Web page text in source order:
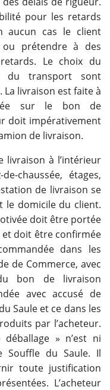
pour les retards
aucun cas le client
prétendre à des
Le choix du
du transport sont
La livraison est faite à
sur le bon de
doit impérativement
de livraison.
livraison à l’intérieur
chaussée, étages,
de livraison se
le domicile du client.
doit être portée
doit être confirmée
dans les
de Commerce, avec
bon de livraison
avec accusé de
Saule et ce dans les
par l’acheteur.
» n’est ni
Souffle du Saule. Il
toute justification
L’acheteur